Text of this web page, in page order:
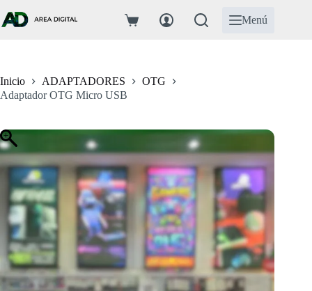
al
contenido
Carro
Menú
Inicio ADAPTADORES
OTG
Adaptador OTG Micro USB